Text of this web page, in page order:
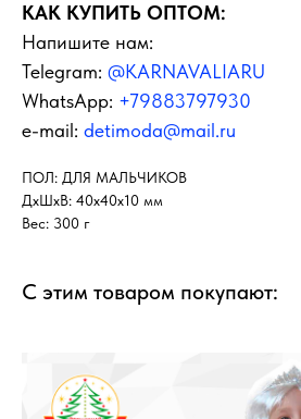
КАК КУПИТЬ ОПТОМ:
Напишите нам:
Telegram: @KARNAVALIARU
WhatsApp: +79883797930
e-mail: detimoda@mail.ru
ПОЛ: ДЛЯ МАЛЬЧИКОВ
ДxШxВ: 40x40x10 мм
Вес: 300 г
С этим товаром покупают: